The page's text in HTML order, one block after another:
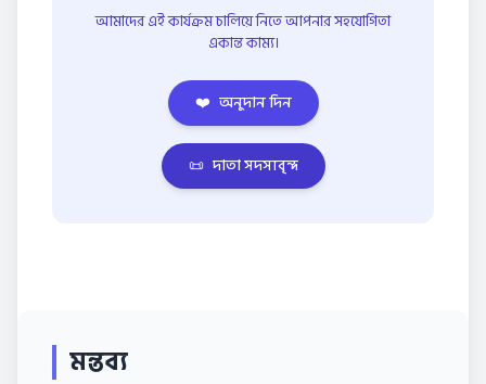
আমাদের এই কার্যক্রম চালিয়ে নিতে আপনার সহযোগিতা
একান্ত কাম্য।
❤️ অনুদান দিন
📜 দাতা সদস্যবৃন্দ
মন্তব্য